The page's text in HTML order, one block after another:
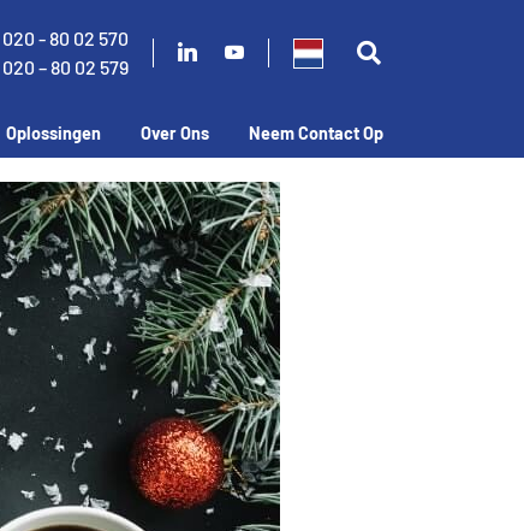
020 - 80 02 570
020 – 80 02 579
Oplossingen Over Ons Neem Contact Op